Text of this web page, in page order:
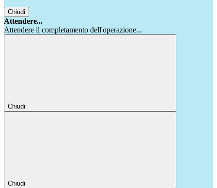
Chiudi
Attendere...
Attendere il completamento dell'operazione...
Chiudi
Chiudi